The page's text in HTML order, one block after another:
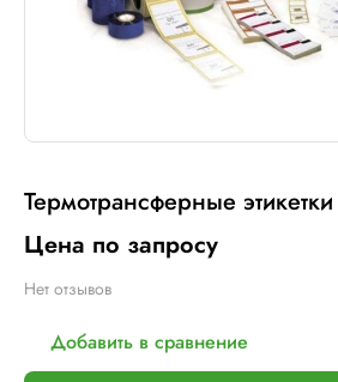
Термотрансферные этикетки
Цена по запросу
Нет отзывов
Добавить в сравнение